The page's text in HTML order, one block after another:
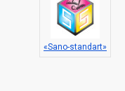
«Sano-standart»